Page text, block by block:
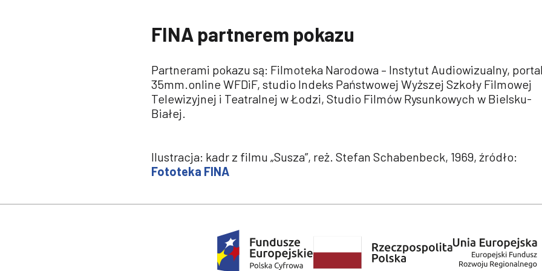
FINA partnerem pokazu
Partnerami pokazu są: Filmoteka Narodowa – Instytut Audiowizualny,
35mm.online WFDiF, studio Indeks Państwowej Wyższej Szkoły Filmowej
Telewizyjnej i Teatralnej w Łodzi, Studio Filmów Rysunkowych w Bielsku-
Białej.
Ilustracja: kadr z filmu „Susza”, reż. Stefan Schabenbeck, 1969, źródło:
Fototeka FINA